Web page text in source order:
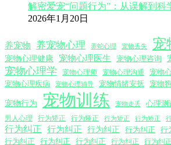
解密爱宠“问题行为”：从误解到科
2026年1月20日
养宠物 养宠物心理 养蛇心理 宠物丢失 宠
宠物心理健康 宠物心理医生 宠物心理咨询
宠物心理学 宠物心理师 宠物心理沟通 宠物
宠物心理疾病
宠物心理辅导 宠物情绪安抚 宠物
宠物行为 宠物训练 宠物走丢 心理测
男人心理 行为矫正 行为矫正 行为矫正 行为矫正
行为纠正 行为纠正 行为纠正 行为纠正 行
行为纠正
行为纠正 行为纠正 行为纠正 行为纠正